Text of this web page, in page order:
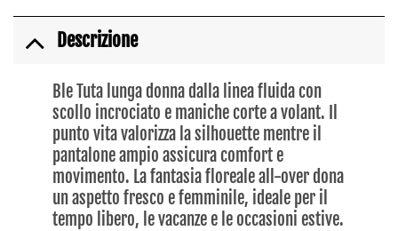
Descrizione
Ble Tuta lunga donna dalla linea fluida con
scollo incrociato e maniche corte a volant. Il
punto vita valorizza la silhouette mentre il
pantalone ampio assicura comfort e
movimento. La fantasia floreale all-over dona
un aspetto fresco e femminile, ideale per il
tempo libero, le vacanze e le occasioni estive.